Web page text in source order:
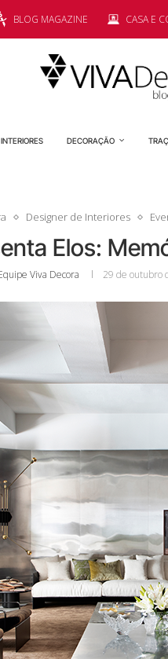
BLOG MAGAZINE CASA E
DECORAÇÃO
Designer de Interiores
Elos:
Viva Decora 29 de outubro